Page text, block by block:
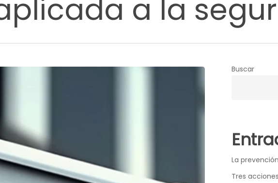
a la
Buscar
La
Tres